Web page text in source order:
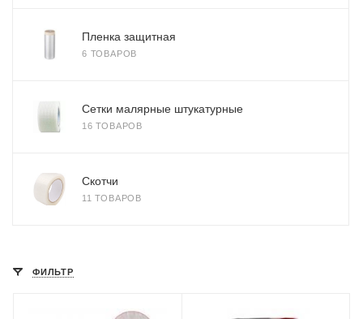
Пленка защитная
6 ТОВАРОВ
Сетки малярные штукатурные
16 ТОВАРОВ
Скотчи
11 ТОВАРОВ
ФИЛЬТР